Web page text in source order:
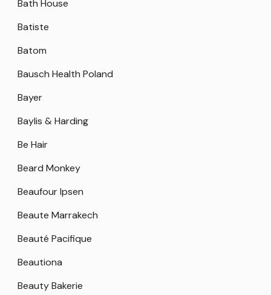
Bath House
Batiste
Batom
Bausch Health Poland
Bayer
Baylis & Harding
Be Hair
Beard Monkey
Beaufour Ipsen
Beaute Marrakech
Beauté Pacifique
Beautiona
Beauty Bakerie